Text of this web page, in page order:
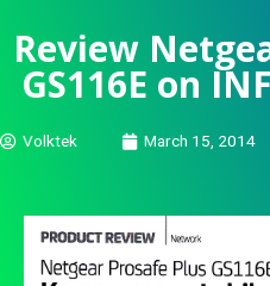
Review
GS116E on
Volktek March 15, 2014